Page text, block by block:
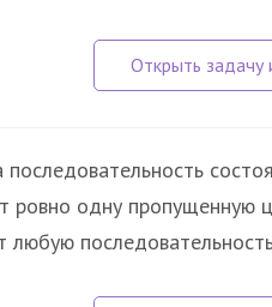
последовательность
ровно одну пропущенную
любую